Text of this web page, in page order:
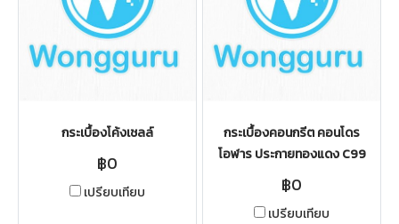
กระเบื้องโค้งเชลล์
฿0
เปรียบเทียบ
กระเบื้องคอนกรีต คอนโดร
โอฬาร ประกายทองแดง C99
฿0
เปรียบเทียบ